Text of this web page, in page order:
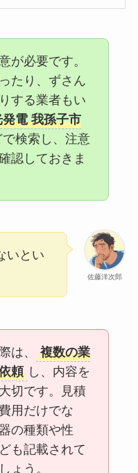
が必要です。
たり、ずさん
する業者もい
電 我孫子市
で検索し、注意
認しておきま
佐藤洋次郎
いとい
は、
複数の業
頼 し、内容を
切です。見積
用だけでな
の種類や性
も記載されて
ょう。